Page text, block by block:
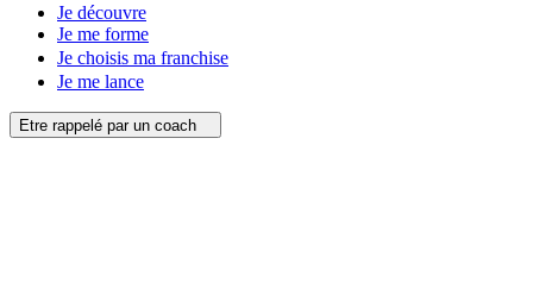
Je découvre
Je me forme
Je choisis ma franchise
Je me lance
Etre rappelé par un coach